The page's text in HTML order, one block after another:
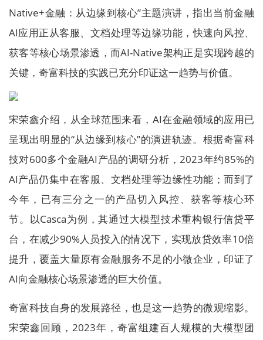
Native+金融：从边缘到核心”主题演讲，指出当前金融
AI应用正从客服、文档处理等边缘功能，快速向风控、
获客等核心场景渗透，而AI-Native架构正是实现跨越的
关键，奇富科技的实践已充分印证这一趋势与价值。
宋荣鑫介绍，从全球范围来看，AI在金融领域的应用已
呈现出明显的“从边缘到核心”的演进轨迹。根据奇富科
技对600多个金融AI产品的调研分析，2023年约85%的
AI产品仍集中在客服、文档处理等边缘性功能；而到了
今年，已有三分之一的产品切入风控、获客等核心环
节。以Casca为例，其通过大模型技术重构银行信贷平
台，在减少90%人员投入的情况下，实现放贷效率10倍
提升，覆盖大量原有金融服务不足的小微企业，印证了
AI向金融核心场景渗透的巨大价值。
奇富科技自身的发展路径，也是这一趋势的微观缩影。
宋荣鑫回顾，2023年，奇富组建百人规模的大模型团